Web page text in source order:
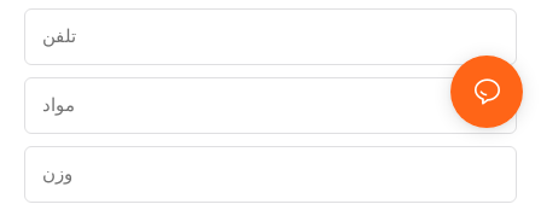
تلفن
مواد
وزن